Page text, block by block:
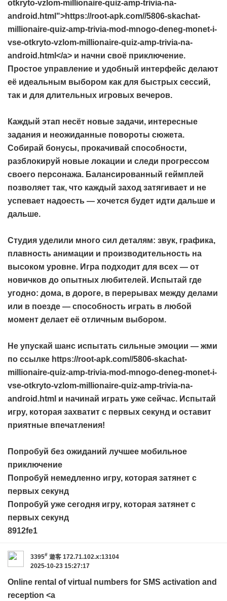
otkryto-vzlom-millionaire-quiz-amp-trivia-na-
android.html">https://root-apk.com//5806-skachat-
millionaire-quiz-amp-trivia-mod-mnogo-deneg-monet-i-
vse-otkryto-vzlom-millionaire-quiz-amp-trivia-na-
android.html</a> и начни своё приключение.
Простое управление и удобный интерфейс делают
её идеальным выбором как для быстрых сессий,
так и для длительных игровых вечеров.
Каждый этап несёт новые задачи, интересные
задания и неожиданные повороты сюжета.
Собирай бонусы, прокачивай способности,
разблокируй новые локации и следи прогрессом
своего персонажа. Балансированный геймплей
позволяет так, что каждый заход затягивает и не
успевает надоесть — хочется будет идти дальше и
дальше.
Студия уделили много сил деталям: звук, графика,
плавность анимации и производительность на
высоком уровне. Игра подходит для всех — от
новичков до опытных любителей. Испытай где
угодно: дома, в дороге, в перерывах между делами
или в поезде — способность играть в любой
момент делает её отличным выбором.
Не упускай шанс испытать сильные эмоции — жми
по ссылке https://root-apk.com//5806-skachat-
millionaire-quiz-amp-trivia-mod-mnogo-deneg-monet-i-
vse-otkryto-vzlom-millionaire-quiz-amp-trivia-na-
android.html и начинай играть уже сейчас. Испытай
игру, которая захватит с первых секунд и оставит
приятные впечатления!
Попробуй без ожиданий лучшее мобильное
приключение
Попробуй немедленно игру, которая затянет с
первых секунд
Попробуй уже сегодня игру, которая затянет с
первых секунд
8912fe1
3395# 遊客 172.71.102.x:13104
2025-10-23 15:27:17
Online rental of virtual numbers for SMS activation and
reception <a